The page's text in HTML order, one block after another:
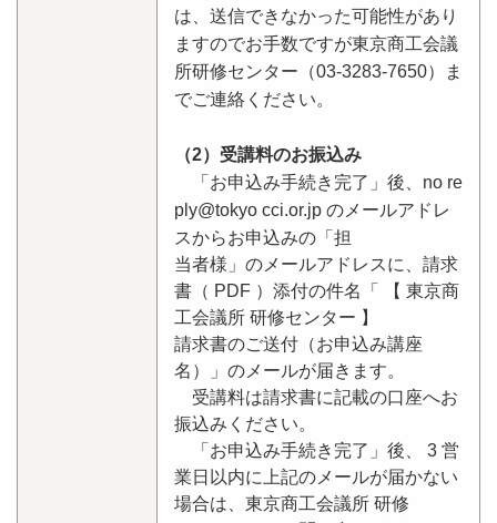
は、送信できなかった可能性があり
ますのでお手数ですが東京商工会議
所研修センター（03-3283-7650）ま
でご連絡ください。
（2）受講料のお振込み
「お申込み手続き完了」後、no re
ply@tokyo cci.or.jp のメールアドレ
スからお申込みの「担
当者様」のメールアドレスに、請求
書（ PDF ）添付の件名「 【 東京商
工会議所 研修センター 】
請求書のご送付（お申込み講座
名）」のメールが届きます。
受講料は請求書に記載の口座へお
振込みください。
「お申込み手続き完了」後、 3 営
業日以内に上記のメールが届かない
場合は、東京商工会議所 研修